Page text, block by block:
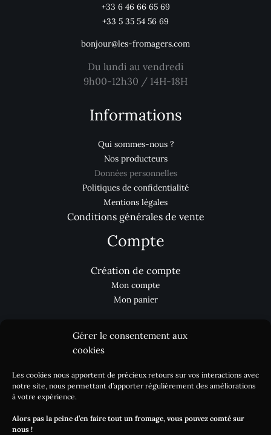
Gérer le consentement aux
cookies
Les cookies nous apportent de précieux retours sur vos interactions avec
notre site, nous permettant d’apporter régulièrement des améliorations
à votre expérience.
Alors pas la peine d’en faire tout un fromage, vous pouvez comté sur
nous !
+33 6 46 66 65 69
+33 5 35 54 56 69
bonjour@les-fromagers.com
Du lundi au vendredi
9h00-12h30 / 14H-18H
Informations
Qui sommes-nous ?
Nos producteurs
Données personnelles
Politiques de confidentialité
Mentions légales
Conditions générales de vente
Compte
Création de compte
Mon compte
Mon panier
Nous contacter
Processus de commande
Livraison / DLC